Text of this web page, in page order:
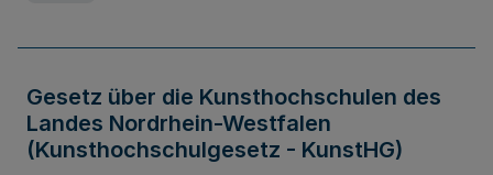
Gesetz über die Kunsthochschulen des
Landes Nordrhein-Westfalen
(Kunsthochschulgesetz - KunstHG)